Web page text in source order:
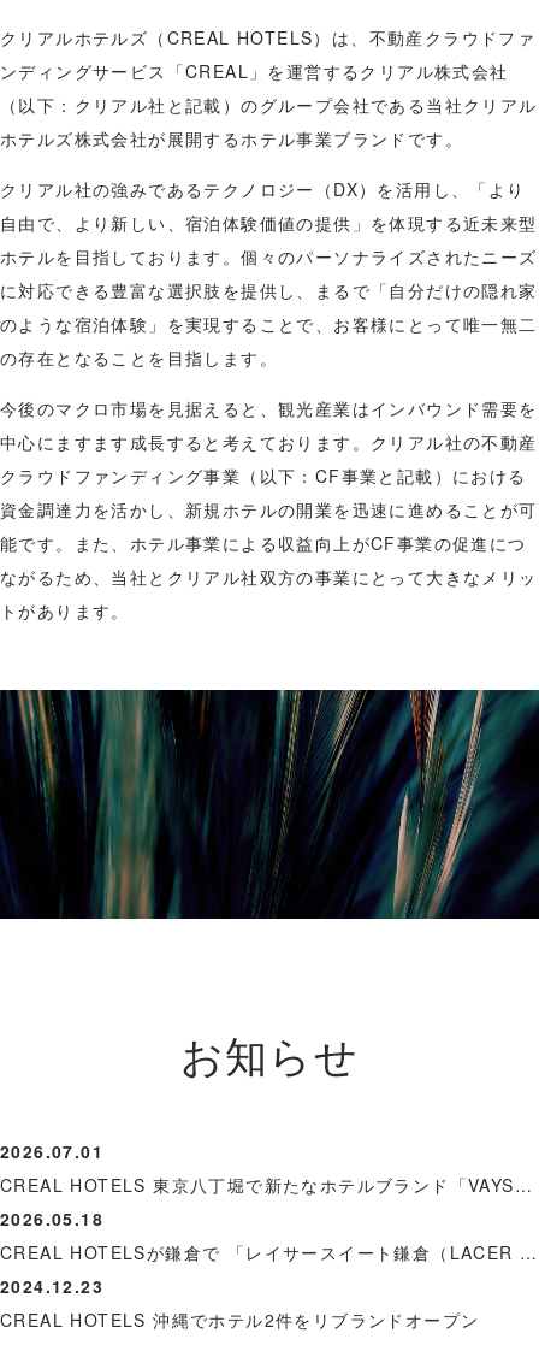
クリアルホテルズ（CREAL HOTELS）は、不動産クラウドファ
ンディングサービス「CREAL」を運営するクリアル株式会社
（以下：クリアル社と記載）のグループ会社である当社クリアル
ホテルズ株式会社が展開するホテル事業ブランドです。
クリアル社の強みであるテクノロジー（DX）を活用し、「より
自由で、より新しい、宿泊体験価値の提供」を体現する近未来型
ホテルを目指しております。個々のパーソナライズされたニーズ
に対応できる豊富な選択肢を提供し、まるで「自分だけの隠れ家
のような宿泊体験」を実現することで、お客様にとって唯一無二
の存在となることを目指します。
今後のマクロ市場を見据えると、観光産業はインバウンド需要を
中心にますます成長すると考えております。クリアル社の不動産
クラウドファンディング事業（以下：CF事業と記載）における
資金調達力を活かし、新規ホテルの開業を迅速に進めることが可
能です。また、ホテル事業による収益向上がCF事業の促進につ
ながるため、当社とクリアル社双方の事業にとって大きなメリッ
トがあります。
お知らせ
2026.07.01
CREAL HOTELS 東京八丁堀で新たなホテルブランド「VAYS（ヴェイズ）」オープン
2026.05.18
CREAL HOTELSが鎌倉で 「レイサースイート鎌倉（LACER SUITES KAMAKURA）」をリブランドオープン
2024.12.23
CREAL HOTELS 沖縄でホテル2件をリブランドオープン